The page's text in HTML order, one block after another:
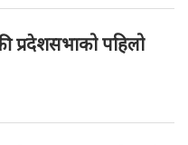
प्रदेशसभाको पहिलो